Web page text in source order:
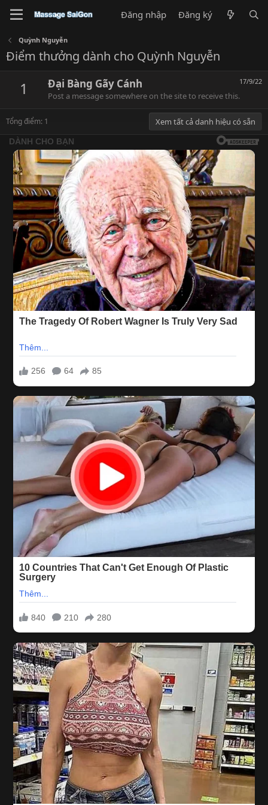
Đăng nhập Đăng ký
Quỳnh Nguyễn
Điểm thưởng dành cho Quỳnh Nguyễn
1 17/9/22
Đại Bàng Gãy Cánh
Post a message somewhere on the site to receive this.
Tổng điểm: 1 Xem tất cả danh hiệu có sẵn